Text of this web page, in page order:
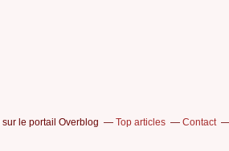
sur le portail Overblog Top articles Contact